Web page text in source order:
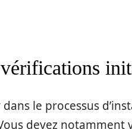
le processus
devez